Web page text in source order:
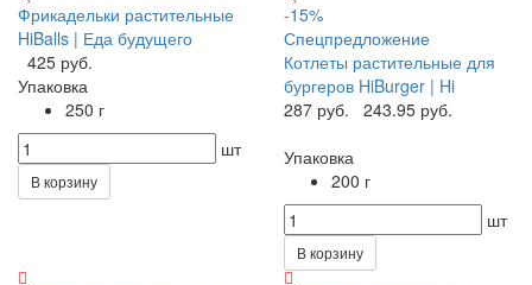
Фрикадельки растительные
HiBalls | Еда будущего
425 руб.
Упаковка
250 г
шт
В корзину
-15%
Спецпредложение
Котлеты растительные для
бургеров HiBurger | Hi
287 руб.
243.95 руб.
Упаковка
200 г
шт
В корзину